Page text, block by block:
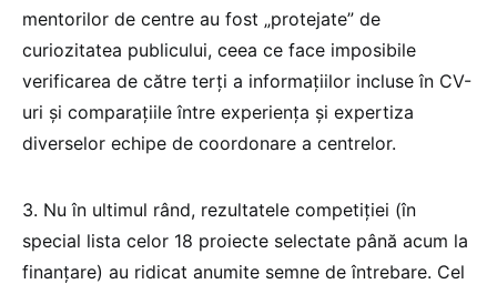
mentorilor de centre au fost „protejate” de
curiozitatea publicului, ceea ce face imposibile
verificarea de către terți a informațiilor incluse în CV-
uri și comparațiile între experiența și expertiza
diverselor echipe de coordonare a centrelor.
3. Nu în ultimul rând, rezultatele competiției (în
special lista celor 18 proiecte selectate până acum la
finanțare) au ridicat anumite semne de întrebare. Cel